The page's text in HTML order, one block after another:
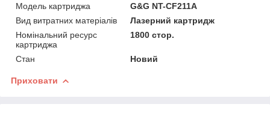
Модель картриджа
G&G NT-CF211A
Вид витратних матеріалів
Лазерний картридж
Номінальний ресурс
картриджа
1800 стор.
Стан Новий
Приховати